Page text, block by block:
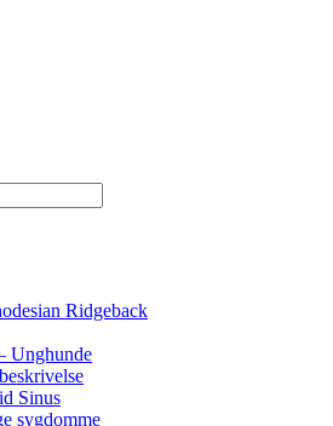
Ridgeback
Unghunde
Sinus
sygdomme